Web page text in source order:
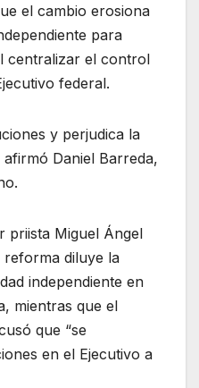
el cambio erosiona
para
centralizar el control
federal.
y perjudica la
afirmó Daniel Barreda,
priista Miguel Ángel
reforma diluye la
independiente en
mientras que el
que “se
en el Ejecutivo a